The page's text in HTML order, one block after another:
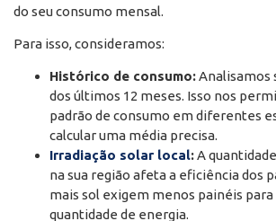
do seu consumo mensal.
Para isso, consideramos:
Histórico de consumo:Analisamos
dos últimos 12 meses. Isso nos
padrão de consumo em diferentes
calcular uma média precisa.
Irradiação solar local:A
na sua região afeta a eficiência dos
mais sol exigem menos painéis
quantidade de energia.